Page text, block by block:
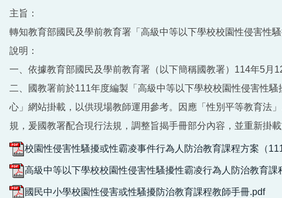
主旨：
轉知教育部國民及學前教育署「高級中等以下學校校園性侵害性
說明：
一、依據教育部國民及學前教育署（以下簡稱國教署）114年5月
二、國教署前於111年度編製「高級中等以下學校校園性侵害性
心」網站掛載，以供現場教師運用參考。因應「性別平等教育法
規，爰國教署配合現行法規，調整旨揭手冊部分內容，並重新掛
校園性侵害性騷擾或性霸凌事件行為人防治教育課程方案（
高級中等以下學校校園性侵害性騷擾性霸凌行為人防治教育
國民中小學校園性侵害或性騷擾防治教育課程教師手冊.pdf